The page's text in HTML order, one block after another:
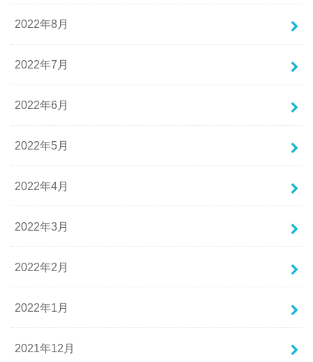
2022年8月
2022年7月
2022年6月
2022年5月
2022年4月
2022年3月
2022年2月
2022年1月
2021年12月